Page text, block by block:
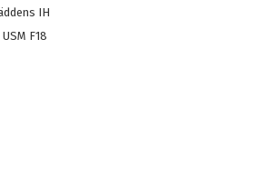
IH
F18